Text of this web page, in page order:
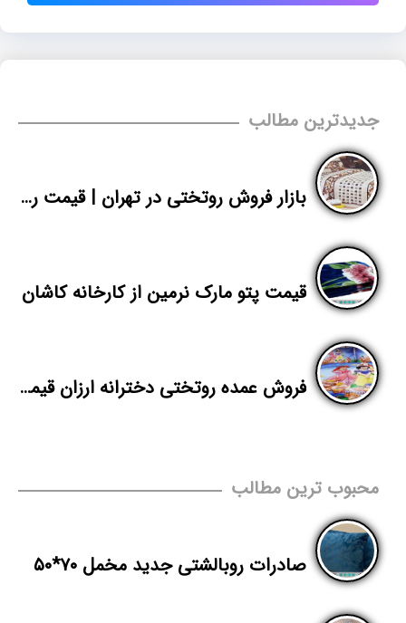
جدیدترین مطالب
بازار فروش روتختی در تهران | قیمت روتختی یک نفره کتان از تولیدی
قیمت پتو مارک نرمین از کارخانه کاشان
فروش عمده روتختی دخترانه ارزان قیمت
محبوب ترین مطالب
صادرات روبالشتی جدید مخمل ۷۰*۵۰